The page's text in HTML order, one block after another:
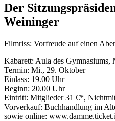
Der
Weininger
Filmriss: Vorfreude auf einen
Kabarett: Aula des Gymnasiums,
Termin: Mi., 29. Oktober
Einlass: 19.00 Uhr
Beginn: 20.00 Uhr
Eintritt: Mitglieder 31 €*,
Vorverkauf: Buchhandlung im
sowie online: